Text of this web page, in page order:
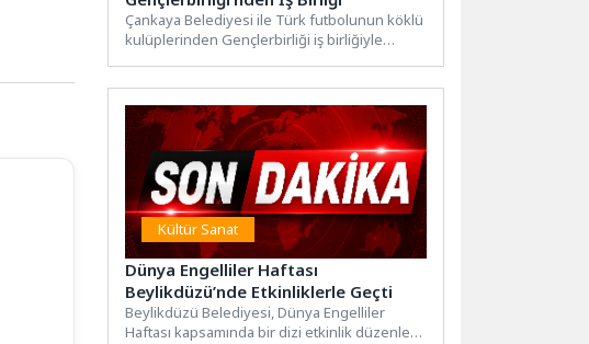
Çankaya Belediyesi ile Türk futbolunun köklü
kulüplerinden Gençlerbirliği iş birliğiyle
Kültür Sanat
Dünya Engelliler Haftası
Beylikdüzü’nde Etkinliklerle Geçti
Beylikdüzü Belediyesi, Dünya Engelliler
Haftası kapsamında bir dizi etkinlik düzenledi.